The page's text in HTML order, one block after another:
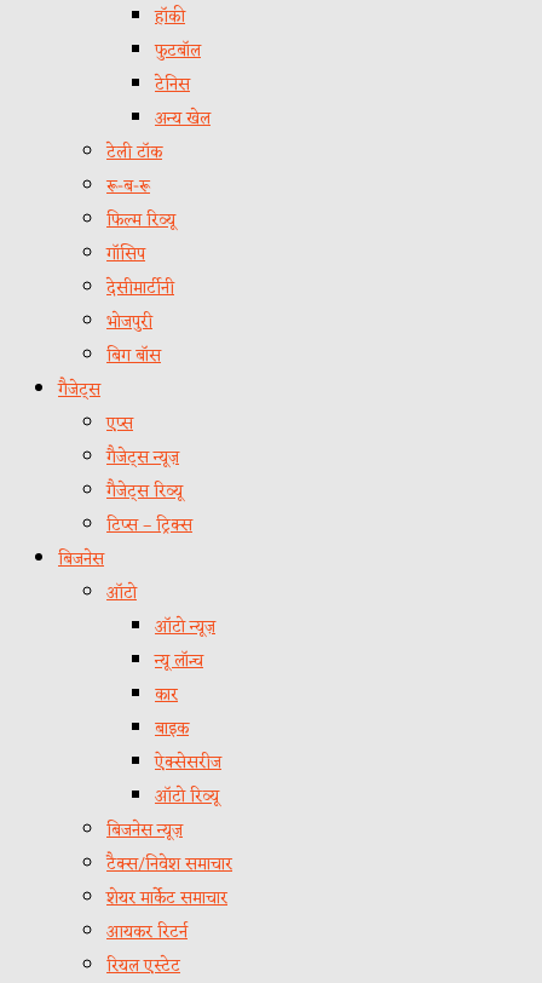
हॉकी
फुटबॉल
टेनिस
अन्य खेल
टेली टॉक
रू-ब-रू
फिल्म रिव्यू
गॉसिप
देसीमार्टीनी
भोजपुरी
बिग बॉस
गैजेट्स
एप्स
गैजेट्स न्यूज़
गैजेट्स रिव्यू
टिप्स – ट्रिक्स
बिजनेस
ऑटो
ऑटो न्यूज़
न्यू लॉन्च
कार
बाइक
ऐक्सेसरीज
ऑटो रिव्यू
बिजनेस न्यूज़
टैक्स/निवेश समाचार
शेयर मार्केट समाचार
आयकर रिटर्न
रियल एस्टेट